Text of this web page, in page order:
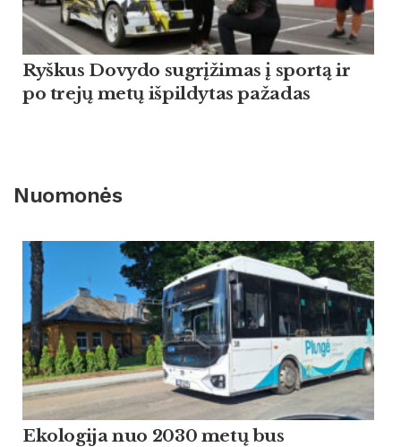
Ryškus Dovydo sugrįžimas į sportą ir
po trejų metų išpildytas pažadas
Nuomonės
Ekologija nuo 2030 metų bus